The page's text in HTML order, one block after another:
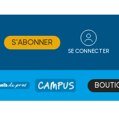
S'ABONNER
SE CONNECTER
DE
CAMPUS